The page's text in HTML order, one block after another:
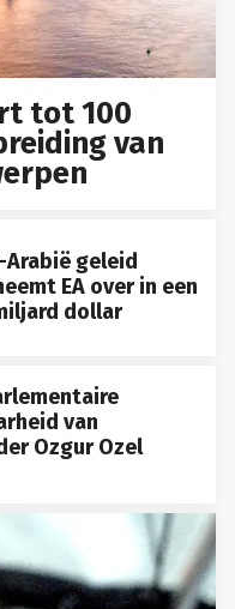
tot 100
van
geleid
EA over in een
dollar
van
Ozgur Ozel